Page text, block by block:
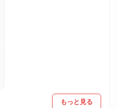
もっと見る